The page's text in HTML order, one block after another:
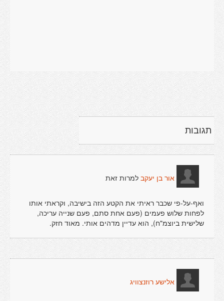
תגובות
אור בן יעקב למרות זאת
ואף-על-פי שכבר ראיתי את הקטע הזה בישיבה, וקראתי אותו
לפחות שלוש פעמים (פעם אחת סתם, פעם שנייה עריכה,
שלישית ביוצמ"ח), הוא עדיין מדהים אותי. מאוד חזק.
אלישע רוזנצוויג